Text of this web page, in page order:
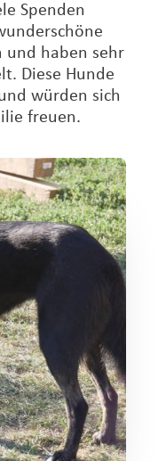
Spenden
und haben sehr
Diese Hunde
würden sich
freuen.